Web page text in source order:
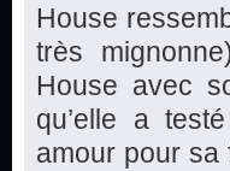
House
très
House avec
qu’elle a
amour pour sa